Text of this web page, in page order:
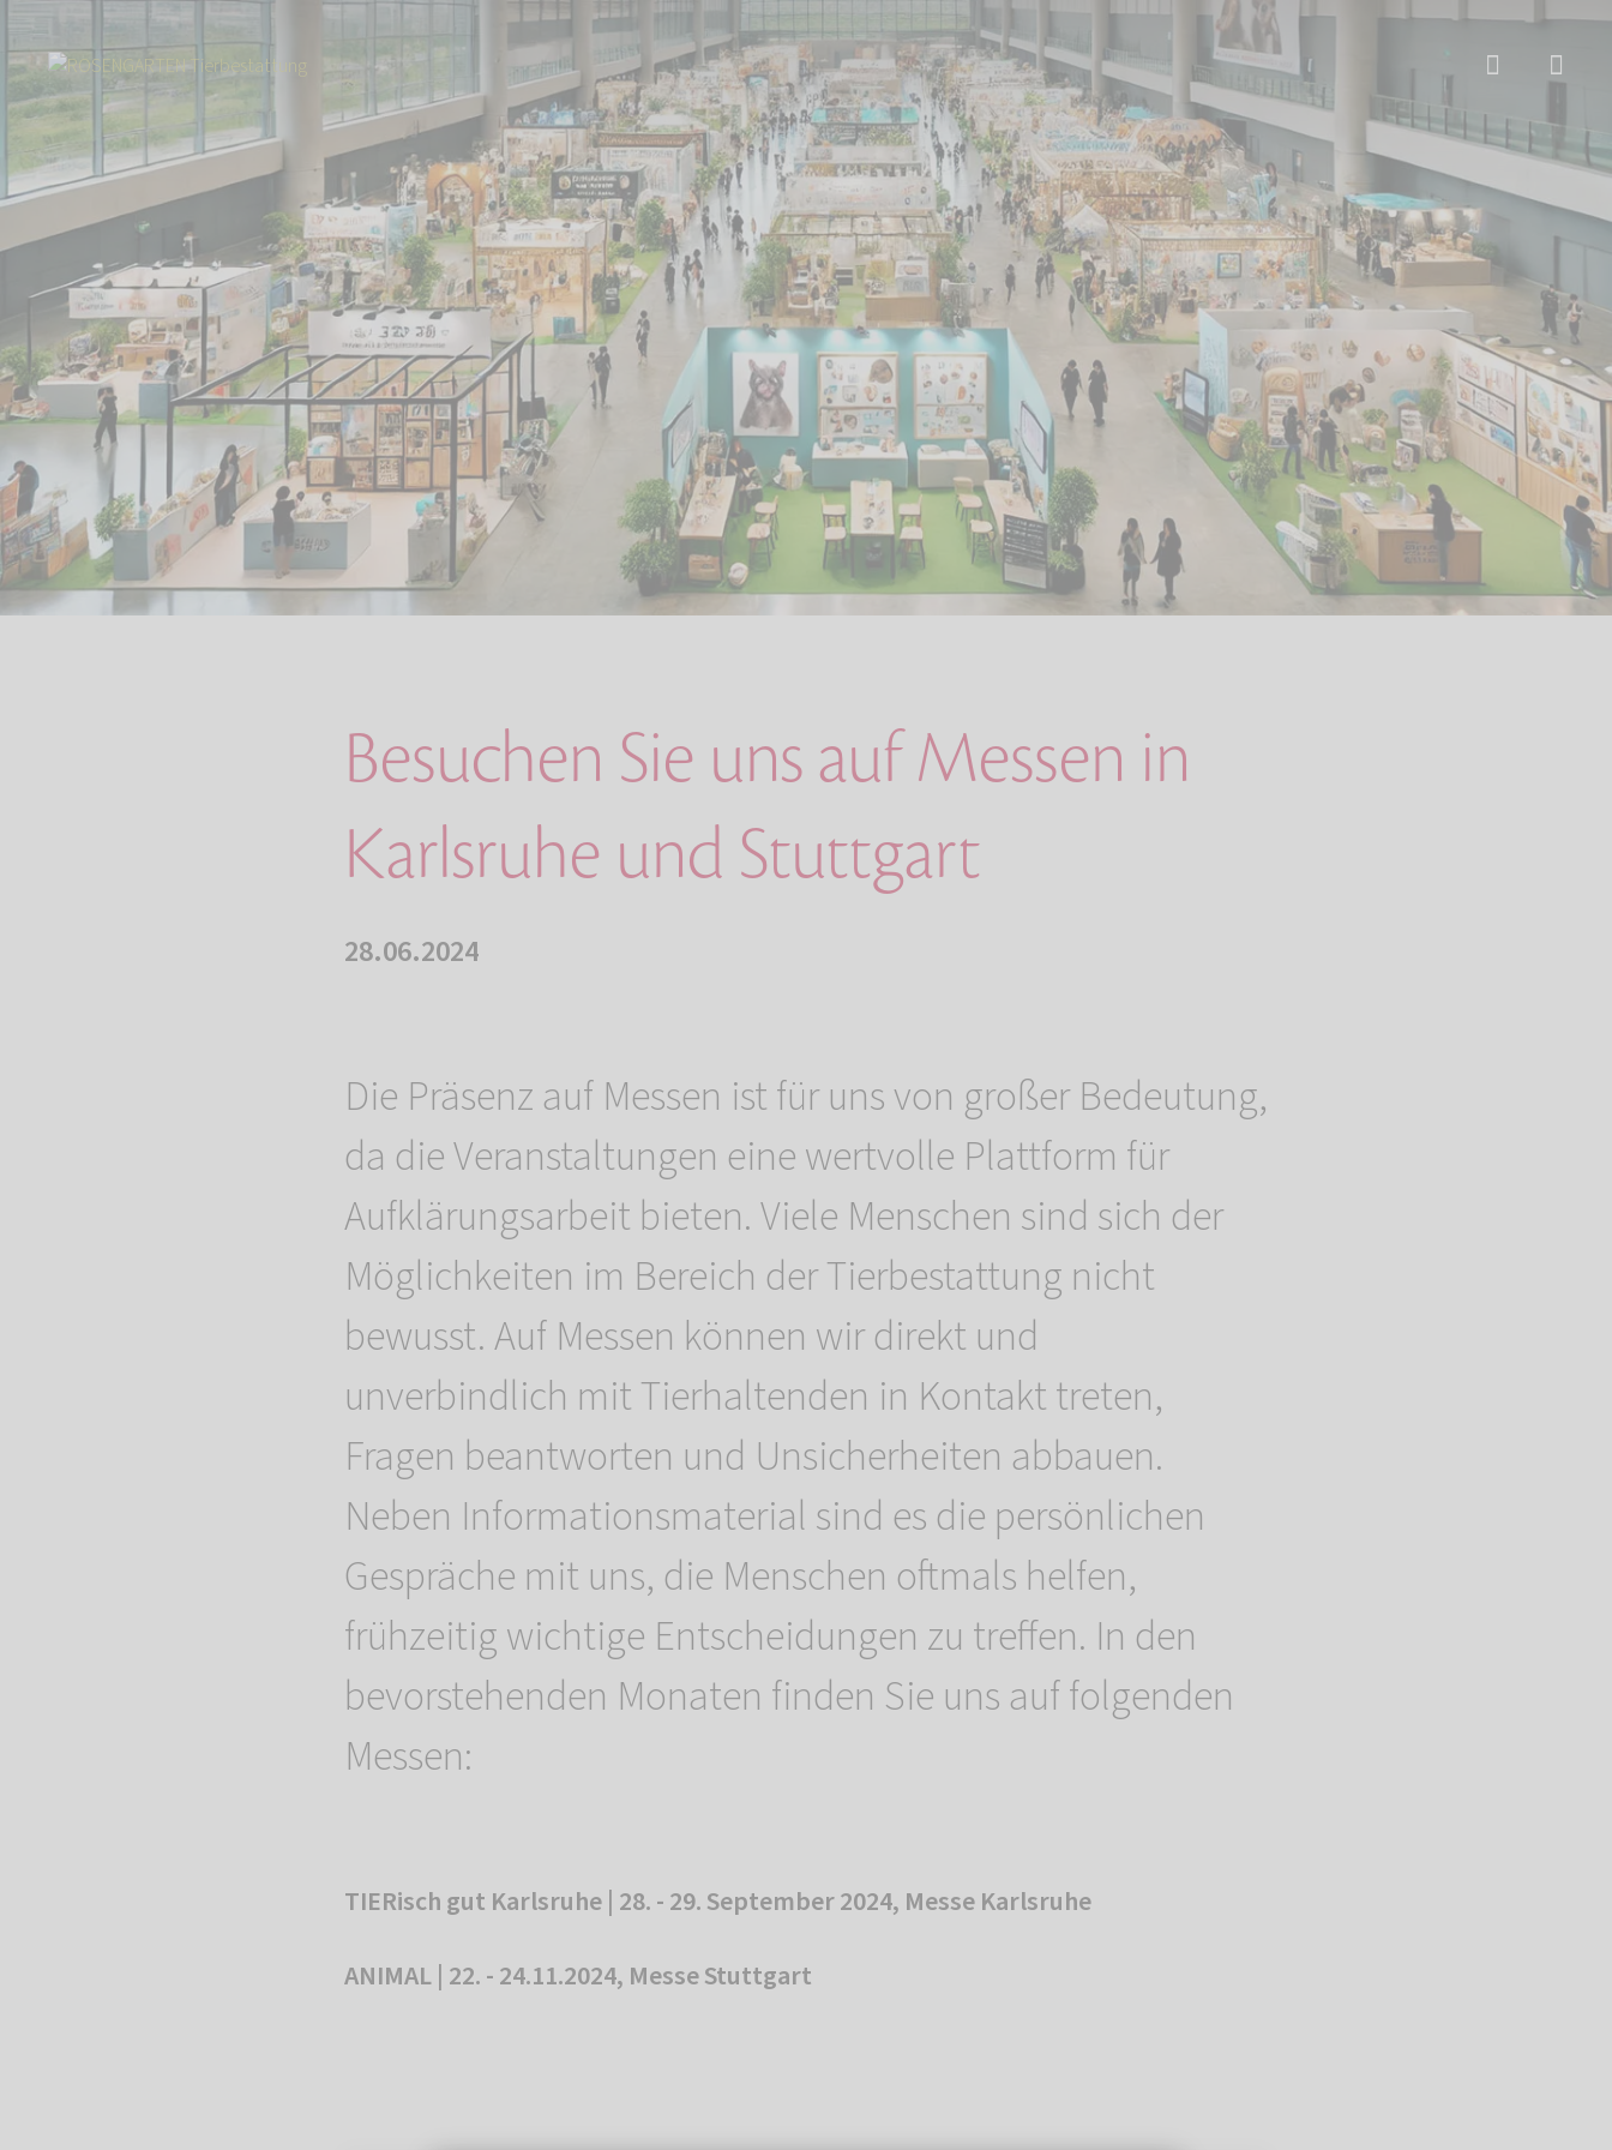
Über uns Aktuelles Besuchen Sie uns auf Messen in Karlsruhe und Stuttgart
Besuchen Sie uns auf Messen in
Karlsruhe und Stuttgart
28.06.2024
Die Präsenz auf Messen ist für uns von großer Bedeutung,
da die Veranstaltungen eine wertvolle Plattform für
Aufklärungsarbeit bieten. Viele Menschen sind sich der
Möglichkeiten im Bereich der Tierbestattung nicht
bewusst. Auf Messen können wir direkt und
unverbindlich mit Tierhaltenden in Kontakt treten,
Fragen beantworten und Unsicherheiten abbauen.
Neben Informationsmaterial sind es die persönlichen
Gespräche mit uns, die Menschen oftmals helfen,
frühzeitig wichtige Entscheidungen zu treffen. In den
bevorstehenden Monaten finden Sie uns auf folgenden
Messen:
TIERisch gut Karlsruhe | 28. - 29. September 2024, Messe Karlsruhe
ANIMAL | 22. - 24.11.2024, Messe Stuttgart